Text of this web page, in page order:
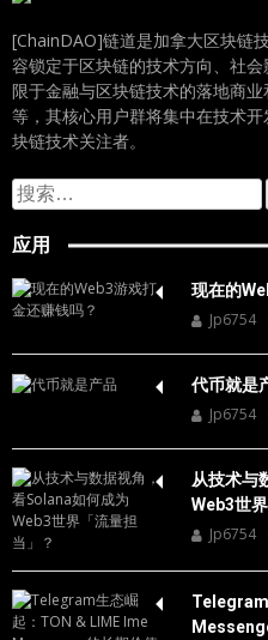
[ChainDAO]链道是加拿大区块链
容锁定于区块链的技术方向、社
限于金融与区块链技术的落地商
等，其核心用户群将集中在技术
块链技术关注者。
搜
索：
应用
现在的
Jp6754
代币就是
Jp6754
从技术与
Web3世
Jp6754